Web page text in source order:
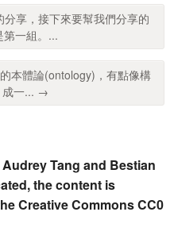
享，接下來要幫我們分享的
第一組。...
本體論(ontology)，有點像構
成一... →
Tang and Bestian
the content is
Creative Commons CC0